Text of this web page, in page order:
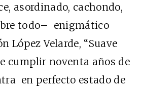
asordinado, cachondo,
todo– enigmático
López Velarde, “Suave
cumplir noventa años de
en perfecto estado de